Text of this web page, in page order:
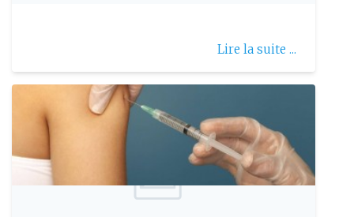
Lire la suite ...